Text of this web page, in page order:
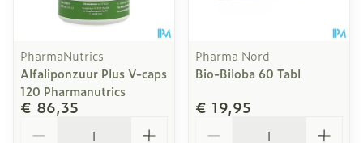
PharmaNutrics
Alfaliponzuur Plus V-caps
120 Pharmanutrics
€ 86,35
Pharma Nord
Bio-Biloba 60 Tabl
€ 19,95